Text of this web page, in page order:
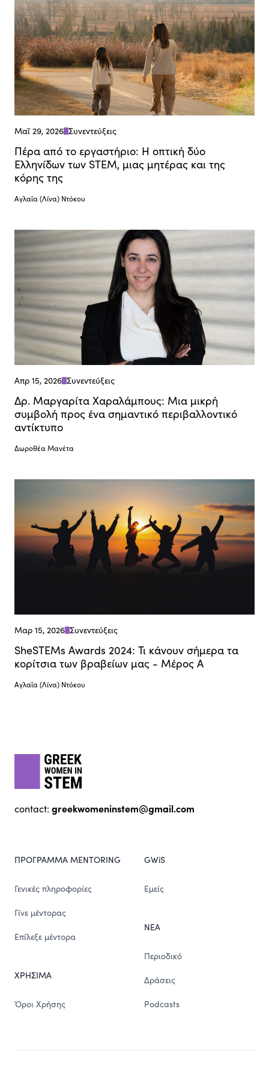
Μαΐ 29, 2026 Συνεντεύξεις
Πέρα από το εργαστήριο: Η οπτική δύο
Ελληνίδων των STΕM, μιας μητέρας και της
κόρης της
Αγλαΐα (Λίνα) Ντόκου
Απρ 15, 2026 Συνεντεύξεις
Δρ. Μαργαρίτα Χαραλάμπους: Μια μικρή
συμβολή προς ένα σημαντικό περιβαλλοντικό
αντίκτυπο
Δωροθέα Μανέτα
Μαρ 15, 2026 Συνεντεύξεις
SheSTEMs Awards 2024: Τι κάνουν σήμερα τα
κορίτσια των βραβείων μας - Μέρος Α
Αγλαΐα (Λίνα) Ντόκου
contact: greekwomeninstem@gmail.com
ΠΡΟΓΡΑΜΜΑ MENTORING
Γενικές πληροφορίες
Γίνε μέντορας
Επίλεξε μέντορα
ΧΡΗΣΙΜΑ
Όροι Χρήσης
GWiS
Εμείς
ΝΕΑ
Περιοδικό
Δράσεις
Podcasts